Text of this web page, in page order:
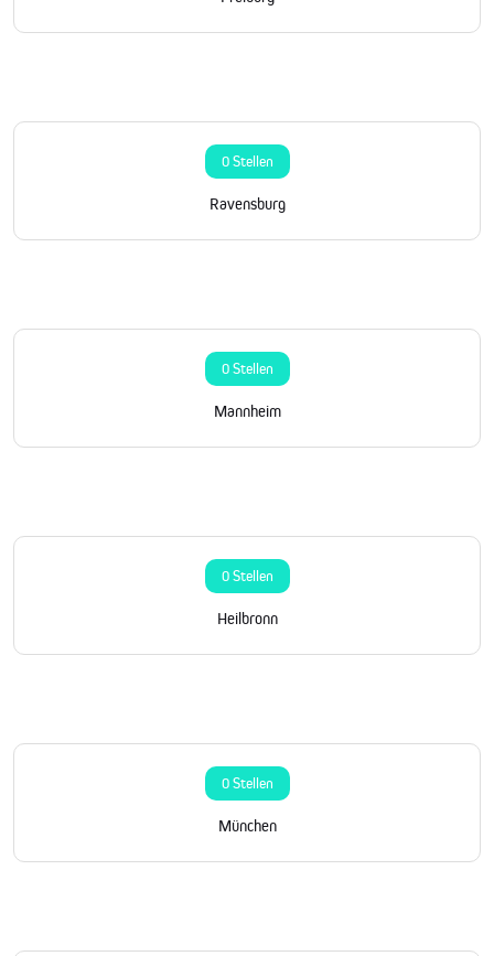
0 Stellen
Ravensburg
0 Stellen
Mannheim
0 Stellen
Heilbronn
0 Stellen
München